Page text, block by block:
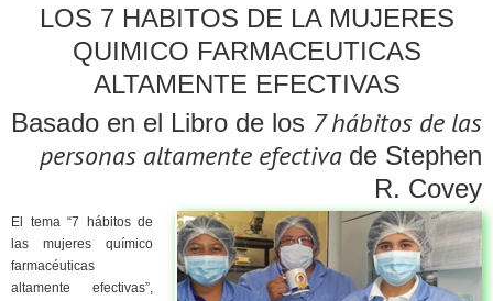
LOS 7 HABITOS DE LA MUJERES
QUIMICO FARMACEUTICAS
ALTAMENTE EFECTIVAS
Basado en el Libro de los 7 hábitos de las
personas altamente efectiva de Stephen
R. Covey
El tema “7 hábitos de
las mujeres químico
farmacéuticas
altamente efectivas”,